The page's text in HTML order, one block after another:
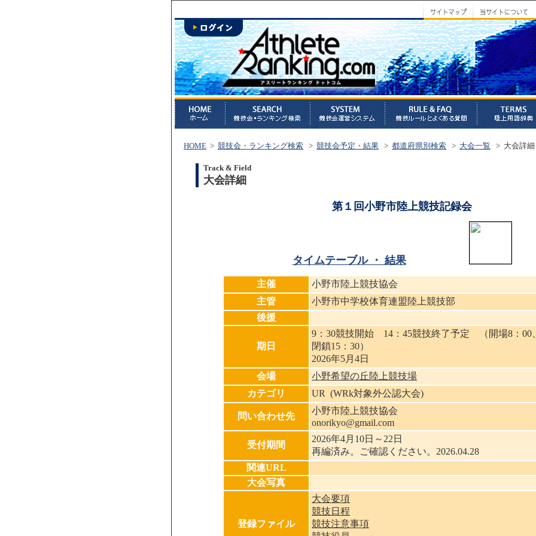
HOME > 競技会・ランキング検索 > 競技会予定・結果 > 都道府県別検索 > 大会一覧 > 大会詳細
Track & Field
大会詳細
第１回小野市陸上競技記録会
タイムテーブル ・ 結果
主催
小野市陸上競技協会
主管
小野市中学校体育連盟陸上競技部
後援
期日
9：30競技開始 14：45競技終了予定 （開場8：00
閉鎖15：30）
2026年5月4日
会場
小野希望の丘陸上競技場
カテゴリ
UR (WRk対象外公認大会)
問い合わせ先
小野市陸上競技協会
onorikyo@gmail.com
受付期間
2026年4月10日～22日
再編済み。ご確認ください。2026.04.28
関連URL
大会写真
登録ファイル
大会要項
競技日程
競技注意事項